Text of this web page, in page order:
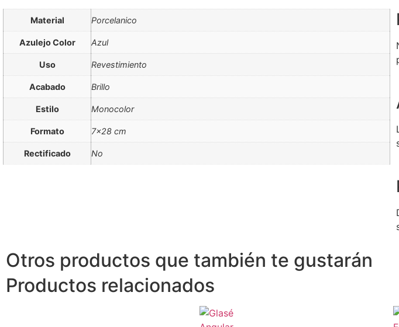
Material Porcelanico
Azulejo Color Azul
Uso Revestimiento
Acabado Brillo
Estilo Monocolor
Formato 7×28 cm
Rectificado No
Otros productos que también te gustarán
Productos relacionados